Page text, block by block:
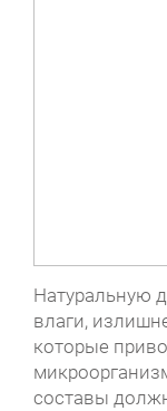
Натуральную
влаги,
которые
составы